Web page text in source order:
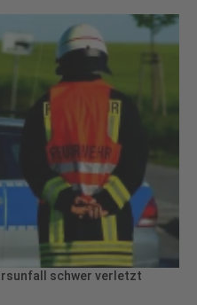
schwer verletzt